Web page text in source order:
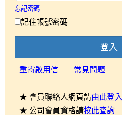
忘記密碼
記住帳號密碼
登入
重寄啟用信 常見問題
★ 會員聯絡人網頁請由此登入
★ 公司會員資格請按此查詢